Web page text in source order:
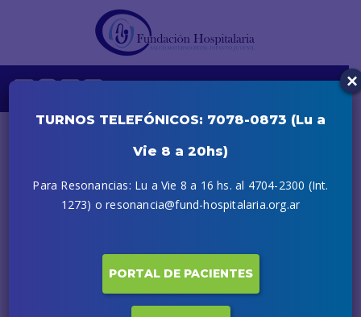
TURNOS TELEFÓNICOS: 7078-0873 (Lu a
Vie 8 a 20hs)
Para Resonancias: Lu a Vie 8 a 16 hs. al 4704-2300 (Int.
1273) o resonancia@fund-hospitalaria.org.ar
PORTAL DE PACIENTES
×